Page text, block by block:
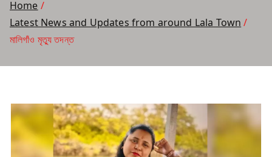
Home
Latest News and Updates from around Lala Town
মালিগাঁও মৃত্যু তদন্ত